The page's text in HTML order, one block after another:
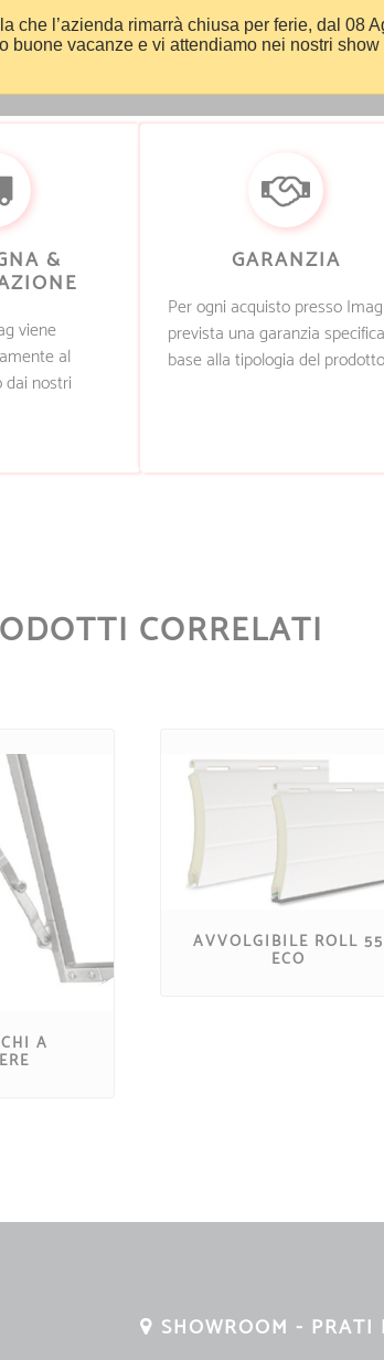
&
viene
al
nostri
GARANZIA
Per ogni acquisto presso
prevista una garanzia
base alla tipologia del
CORRELATI
A
AVVOLGIBILE ROLL 55
ECO
SHOWROOM - PRATI
che l’azienda rimarrà chiusa per ferie, dal 08
buone vacanze e vi attendiamo nei nostri show